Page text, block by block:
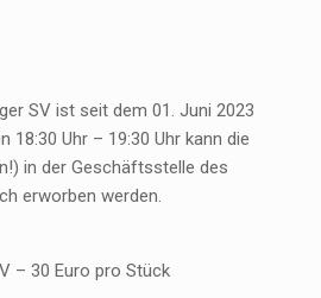
SV ist seit dem 01. Juni 2023
18:30 Uhr – 19:30 Uhr kann die
in der Geschäftsstelle des
erworben werden.
– 30 Euro pro Stück